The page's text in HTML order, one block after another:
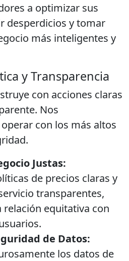
a optimizar sus
desperdicios y tomar
más inteligentes y
y Transparencia
con acciones claras
Nos
con los más altos
Justas:
de precios claras y
transparentes,
relación equitativa con
de Datos:
los datos de